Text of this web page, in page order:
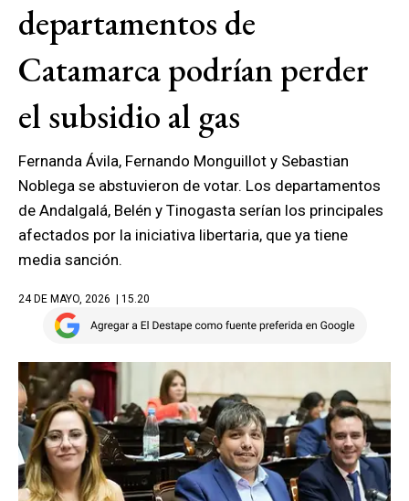
departamentos de
Catamarca podrían perder
el subsidio al gas
Fernanda Ávila, Fernando Monguillot y Sebastian
Noblega se abstuvieron de votar. Los departamentos
de Andalgalá, Belén y Tinogasta serían los principales
afectados por la iniciativa libertaria, que ya tiene
media sanción.
24 DE MAYO, 2026 | 15.20